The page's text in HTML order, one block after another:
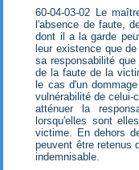
60-04-03-02 Le
l'absence de faute,
dont il a la garde
leur existence que
sa responsabilité
de la faute de la
le cas d'un
vulnérabilité de celui-
atténuer la
lorsqu'elles sont
victime. En dehors
peuvent être retenus
indemnisable.